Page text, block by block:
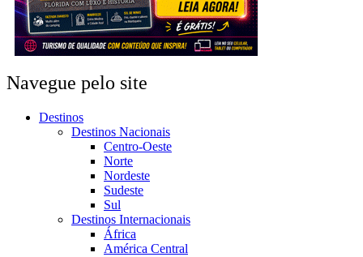
Navegue pelo site
Destinos
Destinos Nacionais
Centro-Oeste
Norte
Nordeste
Sudeste
Sul
Destinos Internacionais
África
América Central